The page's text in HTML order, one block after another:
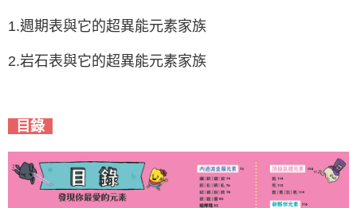
1.週期表與它的超異能元素家族
2.岩石表與它的超異能元素家族
目錄